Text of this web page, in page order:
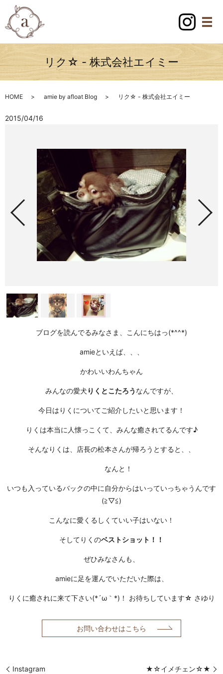
リク☆ - 株式会社エイミー
HOME amie by afloat Blog リク☆ - 株式会社エイミー
2015/04/16
ブログを読んでるみなさま、こんにちはっ(*^^*)
amieといえば、、、
かわいいわんちゃん
みんなの愛犬 りくとこたろう なんですが、
今日はりくについてご紹介したいと思います！
りくは本当に人懐っこくて、みんな癒されてるんです♪
そんなりくは、店長の松本さんが帰ろうとすると、、
なんと！
いつも入っているバックの中に自分からはいっていっちゃうんです
(≧▽≦)
こんなに愛くるしくていい子はいない！
そしてりくのベストショット！！
ぜひみなさんも、
amieに足を運んでいただいた際は、
りくに癒されに来て下さい(*´ω｀*)！ お待ちしています☆ さゆり
お問い合わせはこちら
Instagram ★☆イメチェン☆★